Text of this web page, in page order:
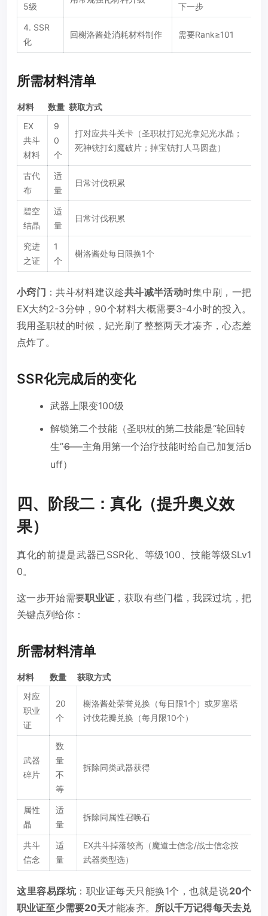
5级 下一步
4. SSR
化
回榭洛酱处消耗材料制作 需要Rank≥101
所需材料清单
材料 数量 获取方式
EX
共斗
材料
9
0
个
打对应共斗关卡（圣职杖打妃光拿妃光水晶；
死神铳打幻魔破片；掉宝铳打人马圆盘）
古代
布
适
量
日常讨伐积累
碧空
结晶
适
量
日常讨伐积累
究进
之证
1
个
榭洛酱处每日限换1个
小窍门 ：共斗材料建议趁共斗减半活动时集中刷，一把
EX大约2-3分钟，90个材料大概需要3-4小时的投入。
我用圣职杖的时候，妃光刷了整整两天才凑齐，心态差
点炸了。
SSR化完成后的变化
武器上限变100级
解锁第二个技能（圣职杖的第二技能是“轮回转
生”——主角用第一个治疗技能时给自己加复活b
uff）
6
四、阶段二：真化（提升奥义效
果）
真化的前提是武器已SSR化、等级100、技能等级SLv1
0。
这一步开始需要职业证 ，获取有些门槛，我踩过坑，把
关键点列给你：
所需材料清单
材料 数量
获取方式
对应
职业
证
20
个
榭洛酱处荣誉兑换（每日限1个）或罗塞塔
讨伐花瓣兑换（每月限10个）
武器
碎片
数
量
不
等
拆除同类武器获得
属性
晶
适
量
拆除同属性召唤石
共斗
信念
适
量
EX共斗掉落较高（魔道士信念/战士信念按
武器类型选）
这里容易踩坑：职业证每天只能换1个，也就是说20个
职业证至少需要20天才能凑齐。 所以千万记得每天去兑